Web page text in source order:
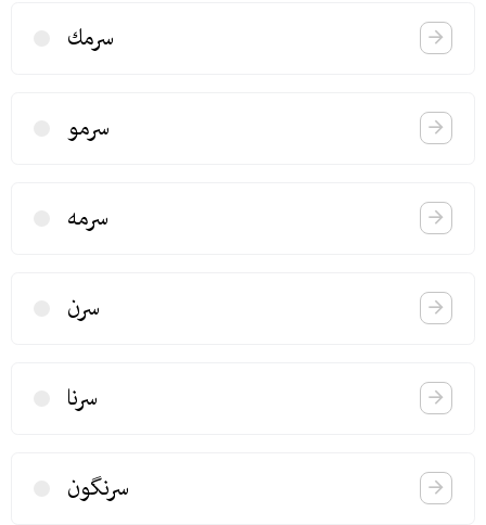
سرمك
سرمو
سرمه
سرن
سرنا
سرنگون